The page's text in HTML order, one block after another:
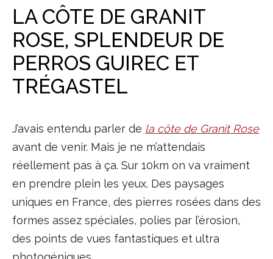
LA CÔTE DE GRANIT
ROSE, SPLENDEUR DE
PERROS GUIREC ET
TRÉGASTEL
J’avais entendu parler de la côte de Granit Rose
avant de venir. Mais je ne m’attendais
réellement pas à ça. Sur 10km on va vraiment
en prendre plein les yeux. Des paysages
uniques en France, des pierres rosées dans des
formes assez spéciales, polies par l’érosion,
des points de vues fantastiques et ultra